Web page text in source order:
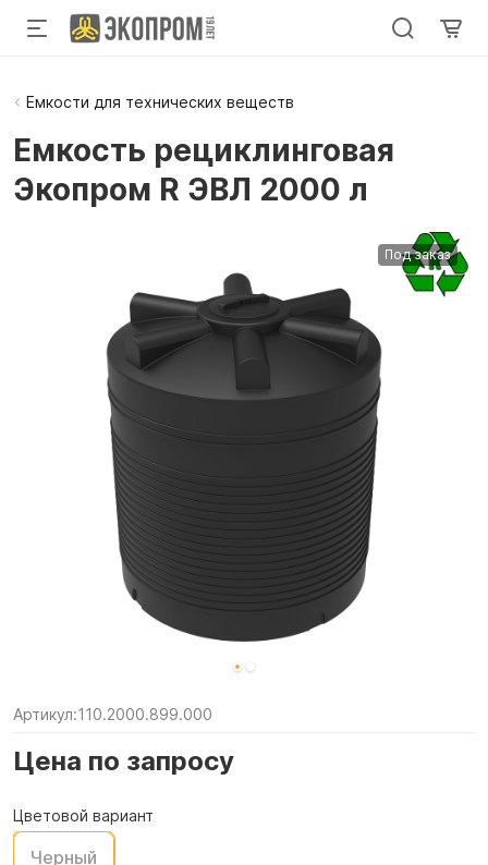
Емкости для технических веществ
Емкость рециклинговая
Экопром R ЭВЛ 2000 л
Под заказ
Артикул:110.2000.899.000
Цена по запросу
Цветовой вариант
Черный